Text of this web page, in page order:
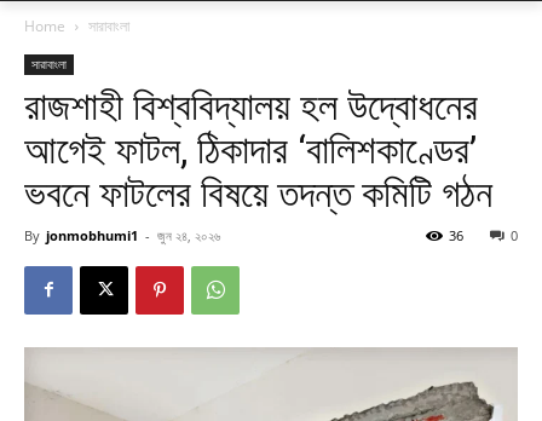
Home সারাবাংলা
সারাবাংলা
রাজশাহী বিশ্ববিদ্যালয় হল উদ্বোধনের
আগেই ফাটল, ঠিকাদার ‘বালিশকাণ্ডের’
ভবনে ফাটলের বিষয়ে তদন্ত কমিটি গঠন
By jonmobhumi1 - জুন ২৪, ২০২৬ 0
36